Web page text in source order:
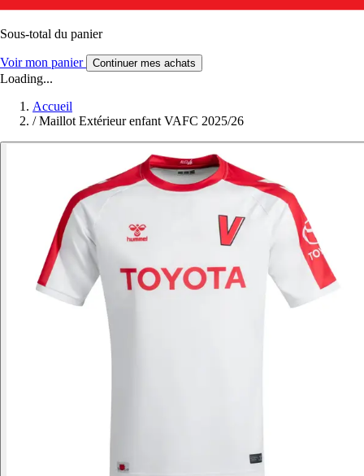
Sous-total du panier
Voir mon panier Continuer mes achats
Loading...
Accueil
/ Maillot Extérieur enfant VAFC 2025/26